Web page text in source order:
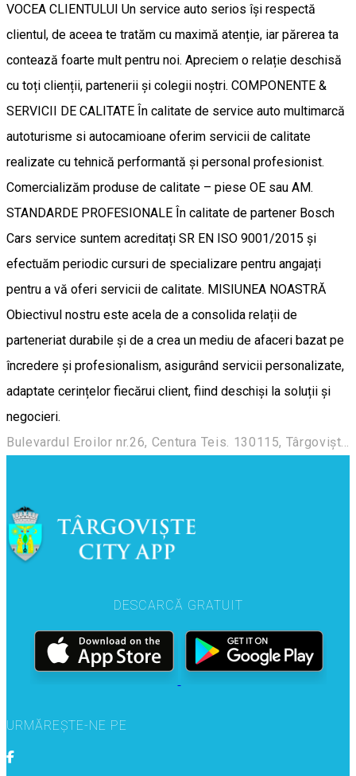
VOCEA CLIENTULUI Un service auto serios își respectă
clientul, de aceea te tratăm cu maximă atenție, iar părerea ta
contează foarte mult pentru noi. Apreciem o relație deschisă
cu toți clienții, partenerii și colegii noștri. COMPONENTE &
SERVICII DE CALITATE În calitate de service auto multimarcă
autoturisme si autocamioane oferim servicii de calitate
realizate cu tehnică performantă și personal profesionist.
Comercializăm produse de calitate – piese OE sau AM.
STANDARDE PROFESIONALE În calitate de partener Bosch
Cars service suntem acreditați SR EN ISO 9001/2015 și
efectuăm periodic cursuri de specializare pentru angajați
pentru a vă oferi servicii de calitate. MISIUNEA NOASTRĂ
Obiectivul nostru este acela de a consolida relații de
parteneriat durabile și de a crea un mediu de afaceri bazat pe
încredere și profesionalism, asigurând servicii personalizate,
adaptate cerințelor fiecărui client, fiind deschiși la soluții și
negocieri.
DESCARCĂ GRATUIT
URMĂREȘTE-NE PE